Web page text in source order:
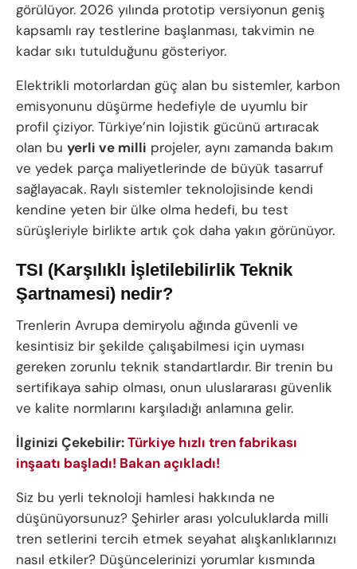
görülüyor. 2026 yılında prototip versiyonun geniş
kapsamlı ray testlerine başlanması, takvimin ne
kadar sıkı tutulduğunu gösteriyor.
Elektrikli motorlardan güç alan bu sistemler, karbon
emisyonunu düşürme hedefiyle de uyumlu bir
profil çiziyor. Türkiye’nin lojistik gücünü artıracak
olan bu yerli ve milli projeler, aynı zamanda bakım
ve yedek parça maliyetlerinde de büyük tasarruf
sağlayacak. Raylı sistemler teknolojisinde kendi
kendine yeten bir ülke olma hedefi, bu test
sürüşleriyle birlikte artık çok daha yakın görünüyor.
TSI (Karşılıklı İşletilebilirlik Teknik
Şartnamesi) nedir?
Trenlerin Avrupa demiryolu ağında güvenli ve
kesintisiz bir şekilde çalışabilmesi için uyması
gereken zorunlu teknik standartlardır. Bir trenin bu
sertifikaya sahip olması, onun uluslararası güvenlik
ve kalite normlarını karşıladığı anlamına gelir.
İlginizi Çekebilir:Türkiye hızlı tren fabrikası
inşaatı başladı! Bakan açıkladı!
Siz bu yerli teknoloji hamlesi hakkında ne
düşünüyorsunuz? Şehirler arası yolculuklarda milli
tren setlerini tercih etmek seyahat alışkanlıklarınızı
nasıl etkiler? Düşüncelerinizi yorumlar kısmında